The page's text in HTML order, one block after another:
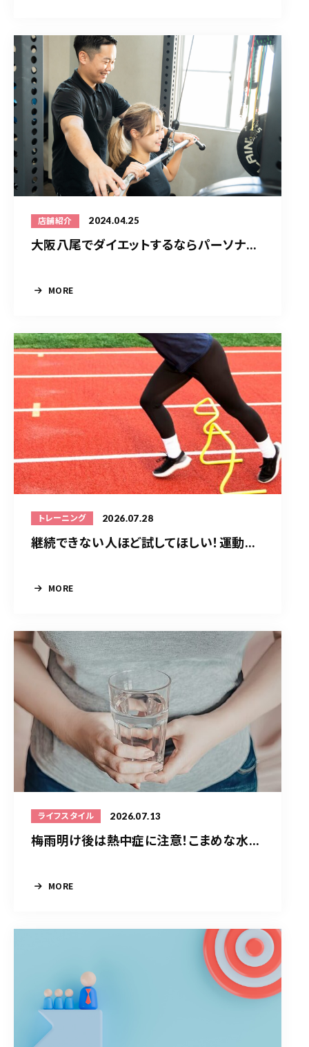
店舗紹介 2024.04.25
大阪八尾でダイエットするならパーソナ...
MORE
トレーニング 2026.07.28
継続できない人ほど試してほしい！運動...
MORE
ライフスタイル 2026.07.13
梅雨明け後は熱中症に注意！こまめな水...
MORE